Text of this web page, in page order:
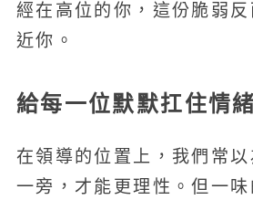
經在高位的你，這份脆弱
近你。
給每一位默默扛住情
在領導的位置上，我們常
一旁，才能更理性。但一